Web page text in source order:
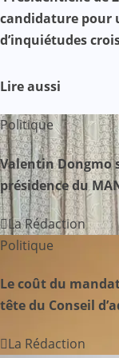
v
i
g
a
t
i
o
n
d
e
l
candidature pour
d’inquiétudes
Lire aussi
Politique
Valentin Dongmo
présidence du
La Rédaction
Politique
Le coût du
tête du Conseil
La Rédaction